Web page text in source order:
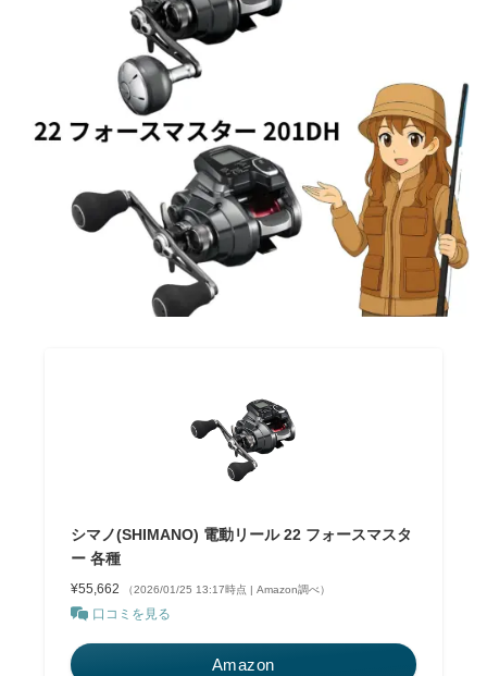
シマノ(SHIMANO) 電動リール 22 フォースマスタ
ー 各種
¥55,662 （2026/01/25 13:17時点 | Amazon調べ）
口コミを見る
Amazon